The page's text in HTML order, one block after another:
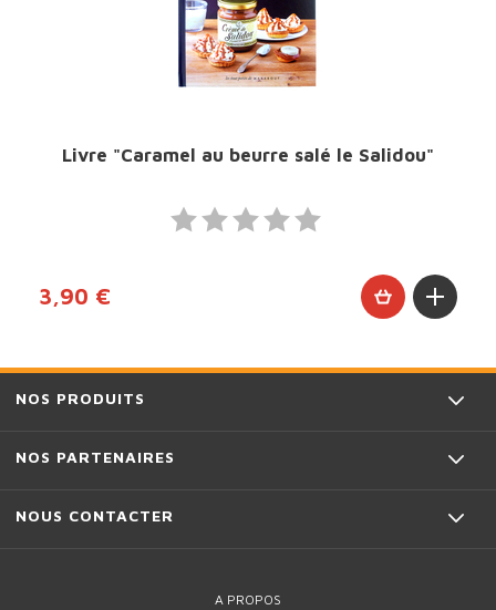
Livre "Caramel au beurre salé le Salidou"
3,90 €
NOS PRODUITS
NOS PARTENAIRES
NOUS CONTACTER
A PROPOS